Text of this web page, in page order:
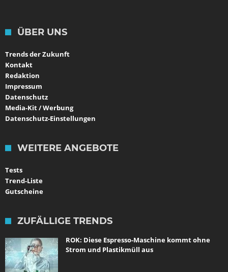
ÜBER UNS
Trends der Zukunft
Kontakt
Redaktion
Impressum
Datenschutz
Media-Kit / Werbung
Datenschutz-Einstellungen
WEITERE ANGEBOTE
Tests
Trend-Liste
Gutscheine
ZUFÄLLIGE TRENDS
ROK: Diese Espresso-Maschine kommt ohne
Strom und Plastikmüll aus